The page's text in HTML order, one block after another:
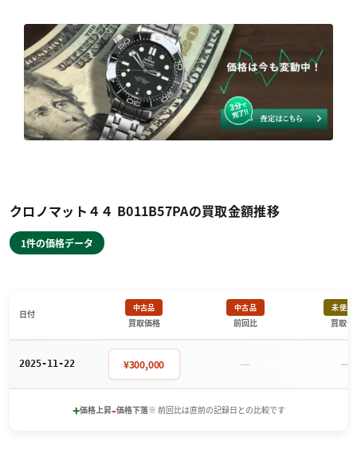
クロノマット４４ B011B57PAの買取金額推移
1件の価格データ
日付
中古品
買取価格
中古品
前回比
未使用
買取価
2025-11-22 ¥300,000 － －
+価格上昇-価格下落※ 前回比は直前の記録日との比較です